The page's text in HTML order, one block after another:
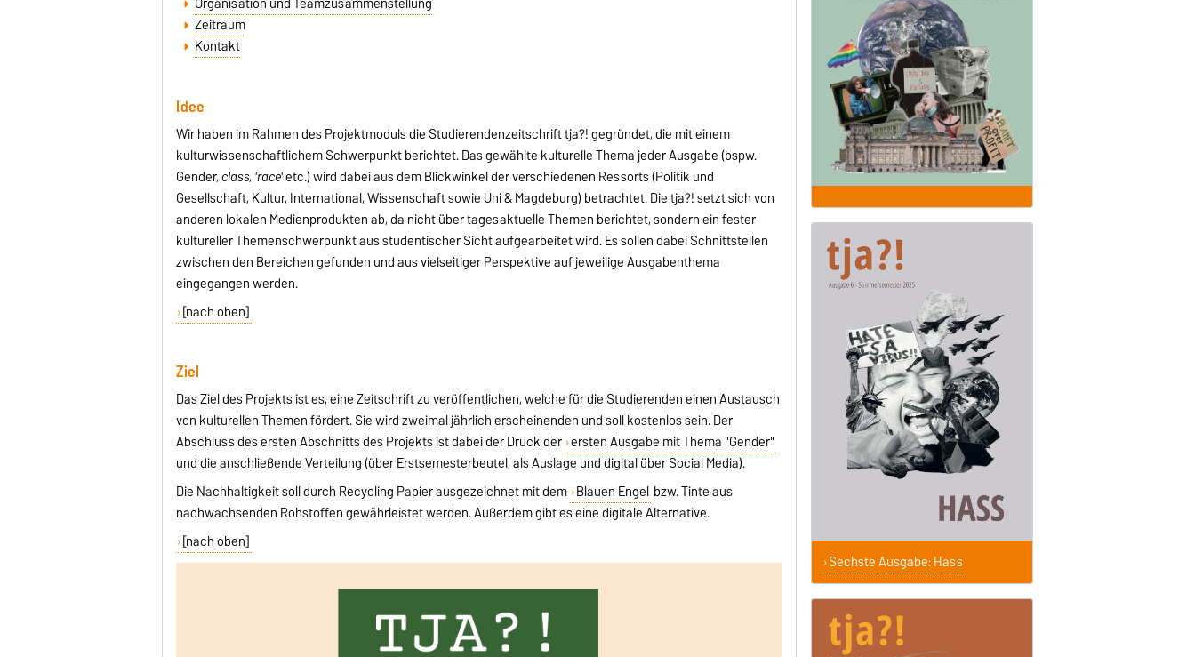
Zeitraum
Kontakt
Idee
Wir haben im Rahmen des Projektmoduls die Studierendenzeitschrift tja?! gegründet, die mit einem
kulturwissenschaftlichem Schwerpunkt berichtet. Das gewählte kulturelle Thema jeder Ausgabe (bspw.
Gender,class, 'race'etc.) wird dabei aus dem Blickwinkel der verschiedenen Ressorts (Politik und
Gesellschaft, Kultur, International, Wissenschaft sowie Uni & Magdeburg) betrachtet. Die tja?! setzt sich von
anderen lokalen Medienprodukten ab, da nicht über tagesaktuelle Themen berichtet, sondern ein fester
kultureller Themenschwerpunkt aus studentischer Sicht aufgearbeitet wird. Es sollen dabei Schnittstellen
zwischen den Bereichen gefunden und aus vielseitiger Perspektive auf jeweilige Ausgabenthema
eingegangen werden.
[nach oben]
Ziel
Das Ziel des Projekts ist es, eine Zeitschrift zu veröffentlichen, welche für die Studierenden einen Austausch
von kulturellen Themen fördert. Sie wird zweimal jährlich erscheinenden und soll kostenlos sein. Der
Abschluss des ersten Abschnitts des Projekts ist dabei der Druck der ersten Ausgabe mit Thema "Gender"
und die anschließende Verteilung (über Erstsemesterbeutel, als Auslage und digital über Social Media).
Die Nachhaltigkeit soll durch Recycling Papier ausgezeichnet mit dem Blauen Engel bzw. Tinte aus
nachwachsenden Rohstoffen gewährleistet werden. Außerdem gibt es eine digitale Alternative.
[nach oben]
Sechste Ausgabe: Hass